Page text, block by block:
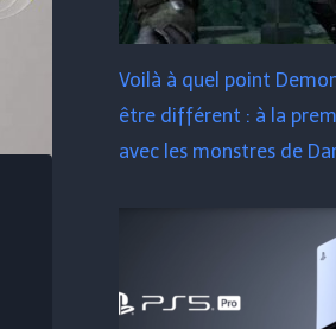
Voilà à quel point
être différent : à la
avec les monstres de